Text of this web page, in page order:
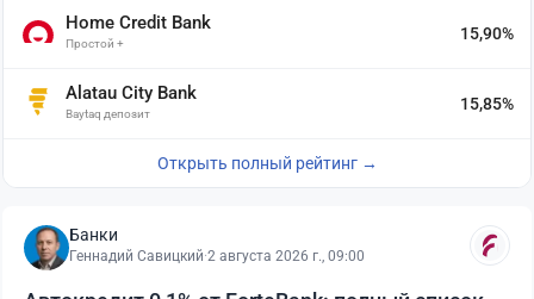
Home Credit Bank
Простой +
15,90%
Alatau City Bank
Baytaq депозит
15,85%
Открыть полный рейтинг →
Банки
Геннадий Савицкий·2 августа 2026 г., 09:00